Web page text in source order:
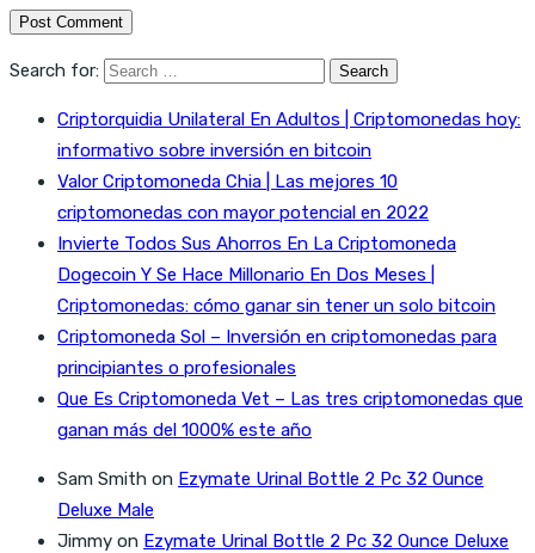
Search for:
Criptorquidia Unilateral En Adultos | Criptomonedas hoy:
informativo sobre inversión en bitcoin
Valor Criptomoneda Chia | Las mejores 10
criptomonedas con mayor potencial en 2022
Invierte Todos Sus Ahorros En La Criptomoneda
Dogecoin Y Se Hace Millonario En Dos Meses |
Criptomonedas: cómo ganar sin tener un solo bitcoin
Criptomoneda Sol – Inversión en criptomonedas para
principiantes o profesionales
Que Es Criptomoneda Vet – Las tres criptomonedas que
ganan más del 1000% este año
Sam Smith on Ezymate Urinal Bottle 2 Pc 32 Ounce
Deluxe Male
Jimmy on Ezymate Urinal Bottle 2 Pc 32 Ounce Deluxe